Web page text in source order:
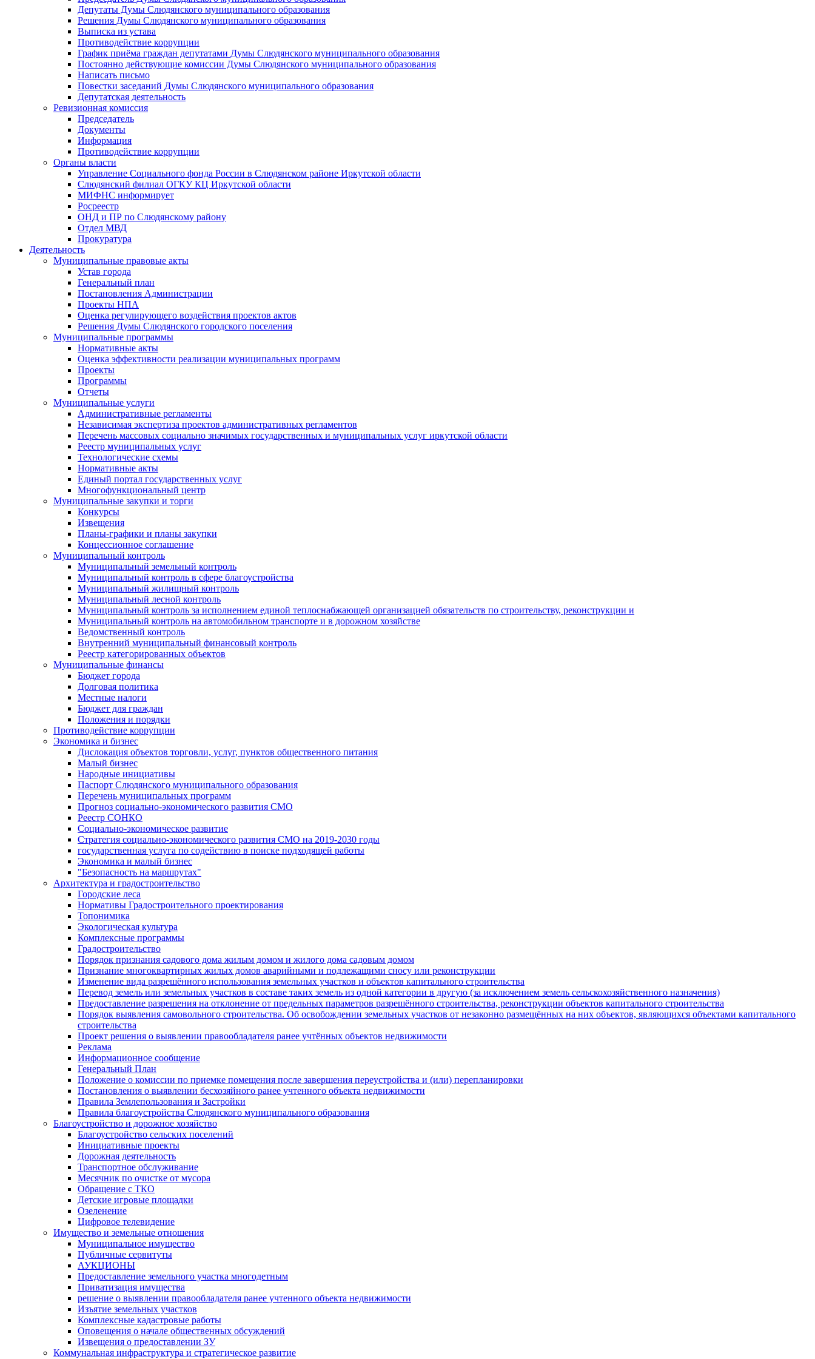
Депутаты Думы Слюдянского муниципального образования
Решения Думы Слюдянского муниципального образования
Выписка из устава
Противодействие коррупции
График приёма граждан депутатами Думы Слюдянского муниципального образования
Постоянно действующие комиссии Думы Слюдянского муниципального образования
Написать письмо
Повестки заседаний Думы Слюдянского муниципального образования
Депутатская деятельность
Ревизионная комиссия
Председатель
Документы
Информация
Противодействие коррупции
Органы власти
Управление Социального фонда России в Слюдянском районе Иркутской области
Слюдянский филиал ОГКУ КЦ Иркутской области
МИФНС информирует
Росреестр
ОНД и ПР по Слюдянскому району
Отдел МВД
Прокуратура
Деятельность
Муниципальные правовые акты
Устав города
Генеральный план
Постановления Администрации
Проекты НПА
Оценка регулирующего воздействия проектов актов
Решения Думы Слюдянского городского поселения
Муниципальные программы
Нормативные акты
Оценка эффективности реализации муниципальных программ
Проекты
Программы
Отчеты
Муниципальные услуги
Административные регламенты
Независимая экспертиза проектов административных регламентов
Перечень массовых социально значимых государственных и муниципальных услуг иркутской области
Реестр муниципальных услуг
Технологические схемы
Нормативные акты
Единый портал государственных услуг
Многофункциональный центр
Муниципальные закупки и торги
Конкурсы
Извещения
Планы-графики и планы закупки
Концессионное соглашение
Муниципальный контроль
Муниципальный земельный контроль
Муниципальный контроль в сфере благоустройства
Муниципальный жилищный контроль
Муниципальный лесной контроль
Муниципальный контроль за исполнением единой теплоснабжающей организацией обязательств по строительству, реконструкции и
Муниципальный контроль на автомобильном транспорте и в дорожном хозяйстве
Ведомственный контроль
Внутренний муниципальный финансовый контроль
Реестр категорированных объектов
Муниципальные финансы
Бюджет города
Долговая политика
Местные налоги
Бюджет для граждан
Положения и порядки
Противодействие коррупции
Экономика и бизнес
Дислокация объектов торговли, услуг, пунктов общественного питания
Малый бизнес
Народные инициативы
Паспорт Слюдянского муниципального образования
Перечень муниципальных программ
Прогноз социально-экономического развития СМО
Реестр СОНКО
Социально-экономическое развитие
Стратегия социально-экономического развития СМО на 2019-2030 годы
государственная услуга по содействию в поиске подходящей работы
Экономика и малый бизнес
"Безопасность на маршрутах"
Архитектура и градостроительство
Городские леса
Нормативы Градостроительного проектирования
Топонимика
Экологическая культура
Комплексные программы
Градостроительство
Порядок признания садового дома жилым домом и жилого дома садовым домом
Признание многоквартирных жилых домов аварийными и подлежащими сносу или реконструкции
Изменение вида разрешённого использования земельных участков и объектов капитального строительства
Перевод земель или земельных участков в составе таких земель из одной категории в другую (за исключением земель сельскохозяйственного назначения)
Предоставление разрешения на отклонение от предельных параметров разрешённого строительства, реконструкции объектов капитального строительства
Порядок выявления самовольного строительства. Об освобождении земельных участков от незаконно размещённых на них объектов, являющихся объектами капитального
строительства
Проект решения о выявлении правообладателя ранее учтённых объектов недвижимости
Реклама
Информационное сообщение
Генеральный План
Положение о комиссии по приемке помещения после завершения переустройства и (или) перепланировки
Постановления о выявлении бесхозяйного ранее учтенного объекта недвижимости
Правила Землепользования и Застройки
Правила благоустройства Слюдянского муниципального образования
Благоустройство и дорожное хозяйство
Благоустройство сельских поселений
Инициативные проекты
Дорожная деятельность
Транспортное обслуживание
Месячник по очистке от мусора
Обращение с ТКО
Детские игровые площадки
Озеленение
Цифровое телевидение
Имущество и земельные отношения
Муниципальное имущество
Публичные сервитуты
АУКЦИОНЫ
Предоставление земельного участка многодетным
Приватизация имущества
решение о выявлении правообладателя ранее учтенного объекта недвижимости
Изъятие земельных участков
Комплексные кадастровые работы
Оповещения о начале общественных обсуждений
Извещения о предоставлении ЗУ
Коммунальная инфраструктура и стратегическое развитие